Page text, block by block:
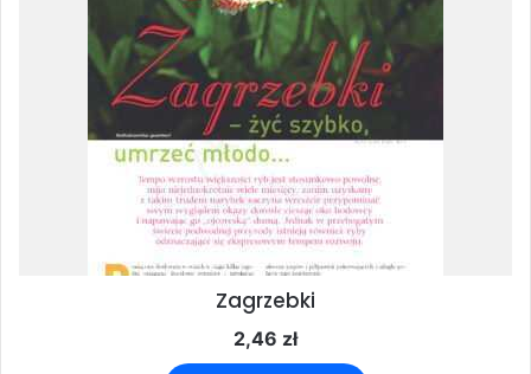
Zagrzebki
2,46 zł